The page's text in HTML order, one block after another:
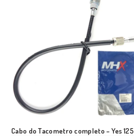
Cabo do Tacometro completo – Yes 125